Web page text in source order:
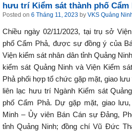
hưu trí Kiểm sát thành phố Cẩm
Posted on 6 Tháng 11, 2023 by VKS Quảng
Chiều ngày 02/11/2023, tại trụ sở
phố Cẩm Phả, được sự đồng ý của
Viện kiểm sát nhân dân tỉnh Quảng
kiểm sát Quảng Ninh và Viện Kiểm
Phả phối hợp tổ chức gặp mặt, giao
liên lạc hưu trí Ngành Kiểm sát
phố Cẩm Phả. Dự gặp mặt, giao
Minh – Ủy viên Bán Cán sự Đảng,
tỉnh Quảng Ninh; đồng chí Vũ Đức